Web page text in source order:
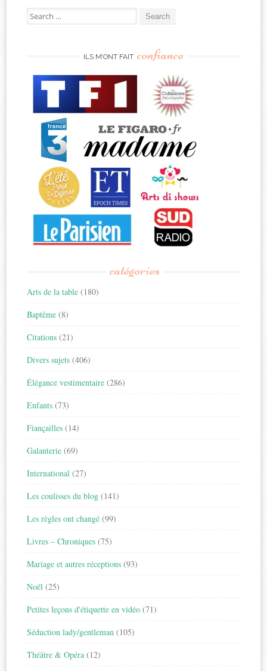
Search
for:
ILS M’ONT FAIT confiance
catégories
Arts de la table (180)
Baptême (8)
Citations (21)
Divers sujets (406)
Élégance vestimentaire (286)
Enfants (73)
Fiançailles (14)
Galanterie (69)
International (27)
Les coulisses du blog (141)
Les règles ont changé (99)
Livres – Chroniques (75)
Mariage et autres réceptions (93)
Noël (25)
Petites leçons d'étiquette en vidéo (71)
Séduction lady/gentleman (105)
Théâtre & Opéra (12)